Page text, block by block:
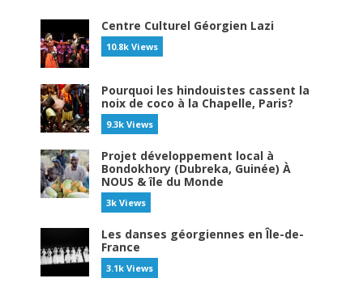
Centre Culturel Géorgien Lazi
10.8k Views
Pourquoi les hindouistes cassent la
noix de coco à la Chapelle, Paris?
9.3k Views
Projet développement local à
Bondokhory (Dubreka, Guinée) À
NOUS & île du Monde
3k Views
Les danses géorgiennes en Île-de-
France
3.1k Views